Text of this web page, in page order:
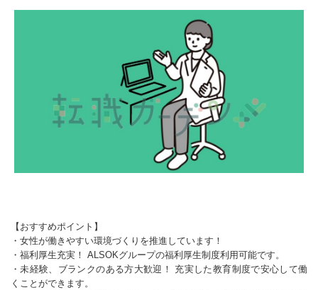
【おすすめポイント】
・女性が働きやすい環境づくりを推進しています！
・福利厚生充実！ ALSOKグループの福利厚生制度利用可能です。
・未経験、ブランクのある方大歓迎！ 充実した教育制度で安心して働
くことができます。